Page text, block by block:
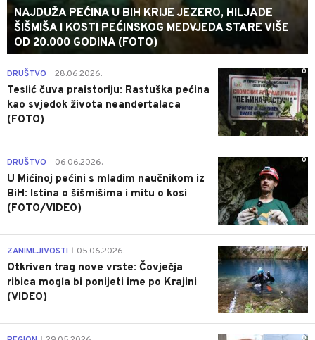
NAJDUŽA PEĆINA U BIH KRIJE JEZERO, HILJADE
ŠIŠMIŠA I KOSTI PEĆINSKOG MEDVJEDA STARE VIŠE
OD 20.000 GODINA (FOTO)
0
DRUŠTVO 28.06.2026.
Teslić čuva praistoriju: Rastuška pećina
kao svjedok života neandertalaca
(FOTO)
0
DRUŠTVO 06.06.2026.
U Mićinoj pećini s mladim naučnikom iz
BiH: Istina o šišmišima i mitu o kosi
(FOTO/VIDEO)
0
ZANIMLJIVOSTI 05.06.2026.
Otkriven trag nove vrste: Čovječja
ribica mogla bi ponijeti ime po Krajini
(VIDEO)